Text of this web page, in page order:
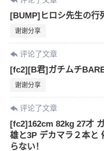
[BUMP]ヒロシ先生の行
谢谢分享
评论了文章
[fc2][B君]ガチムチ
谢谢分享
评论了文章
[fc2]162cm 82kg 27才
雄と3P デカマラ２本と
らない！